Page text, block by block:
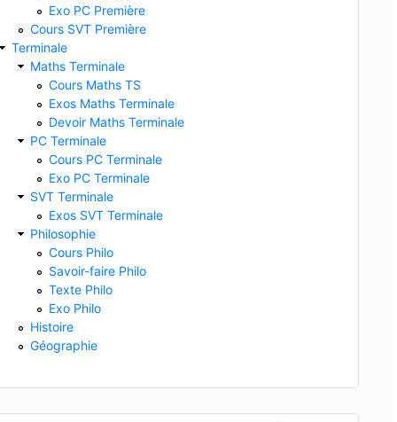
Exo PC Première
Cours SVT Première
Terminale
Maths Terminale
Cours Maths TS
Exos Maths Terminale
Devoir Maths Terminale
PC Terminale
Cours PC Terminale
Exo PC Terminale
SVT Terminale
Exos SVT Terminale
Philosophie
Cours Philo
Savoir-faire Philo
Texte Philo
Exo Philo
Histoire
Géographie